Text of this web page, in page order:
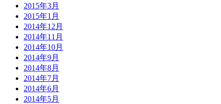
2015年3月
2015年1月
2014年12月
2014年11月
2014年10月
2014年9月
2014年8月
2014年7月
2014年6月
2014年5月